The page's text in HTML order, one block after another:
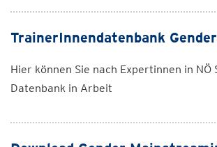
TrainerInnendatenbank
Hier können Sie nach Expertinnen in NÖ
Datenbank in Arbeit